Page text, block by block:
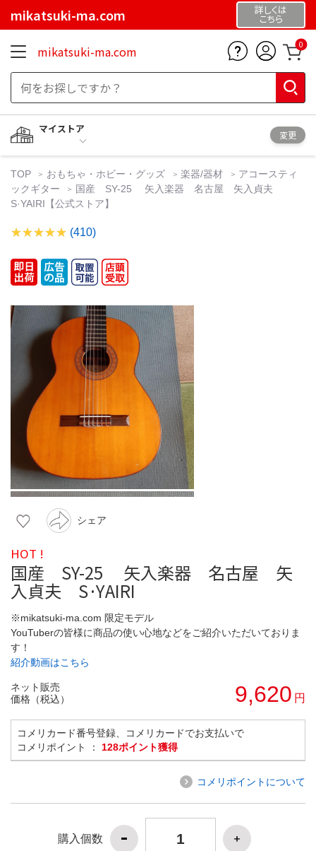
mikatsuki-ma.com 詳しくは
こちら
mikatsuki-ma.com 0
マイストア
変更
TOP おもちゃ・ホビー・グッズ 楽器/器材
アコースティ
ックギター
国産 SY-25 矢入楽器 名古屋 矢入貞夫
S·YAIRI【公式ストア】
(410)
シェア
HOT !
国産 SY-25 矢入楽器 名古屋 矢
入貞夫 S·YAIRI
※mikatsuki-ma.com 限定モデル
YouTuberの皆様に商品の使い心地などをご紹介いただいておりま
す！
紹介動画はこちら
ネット販売
価格（税込）
9,620 円
コメリカード番号登録、コメリカードでお支払いで
コメリポイント ： 128ポイント獲得
コメリポイントについて
購入個数